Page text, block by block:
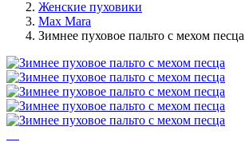
Женские пуховики
Max Mara
Зимнее пуховое пальто с мехом песца